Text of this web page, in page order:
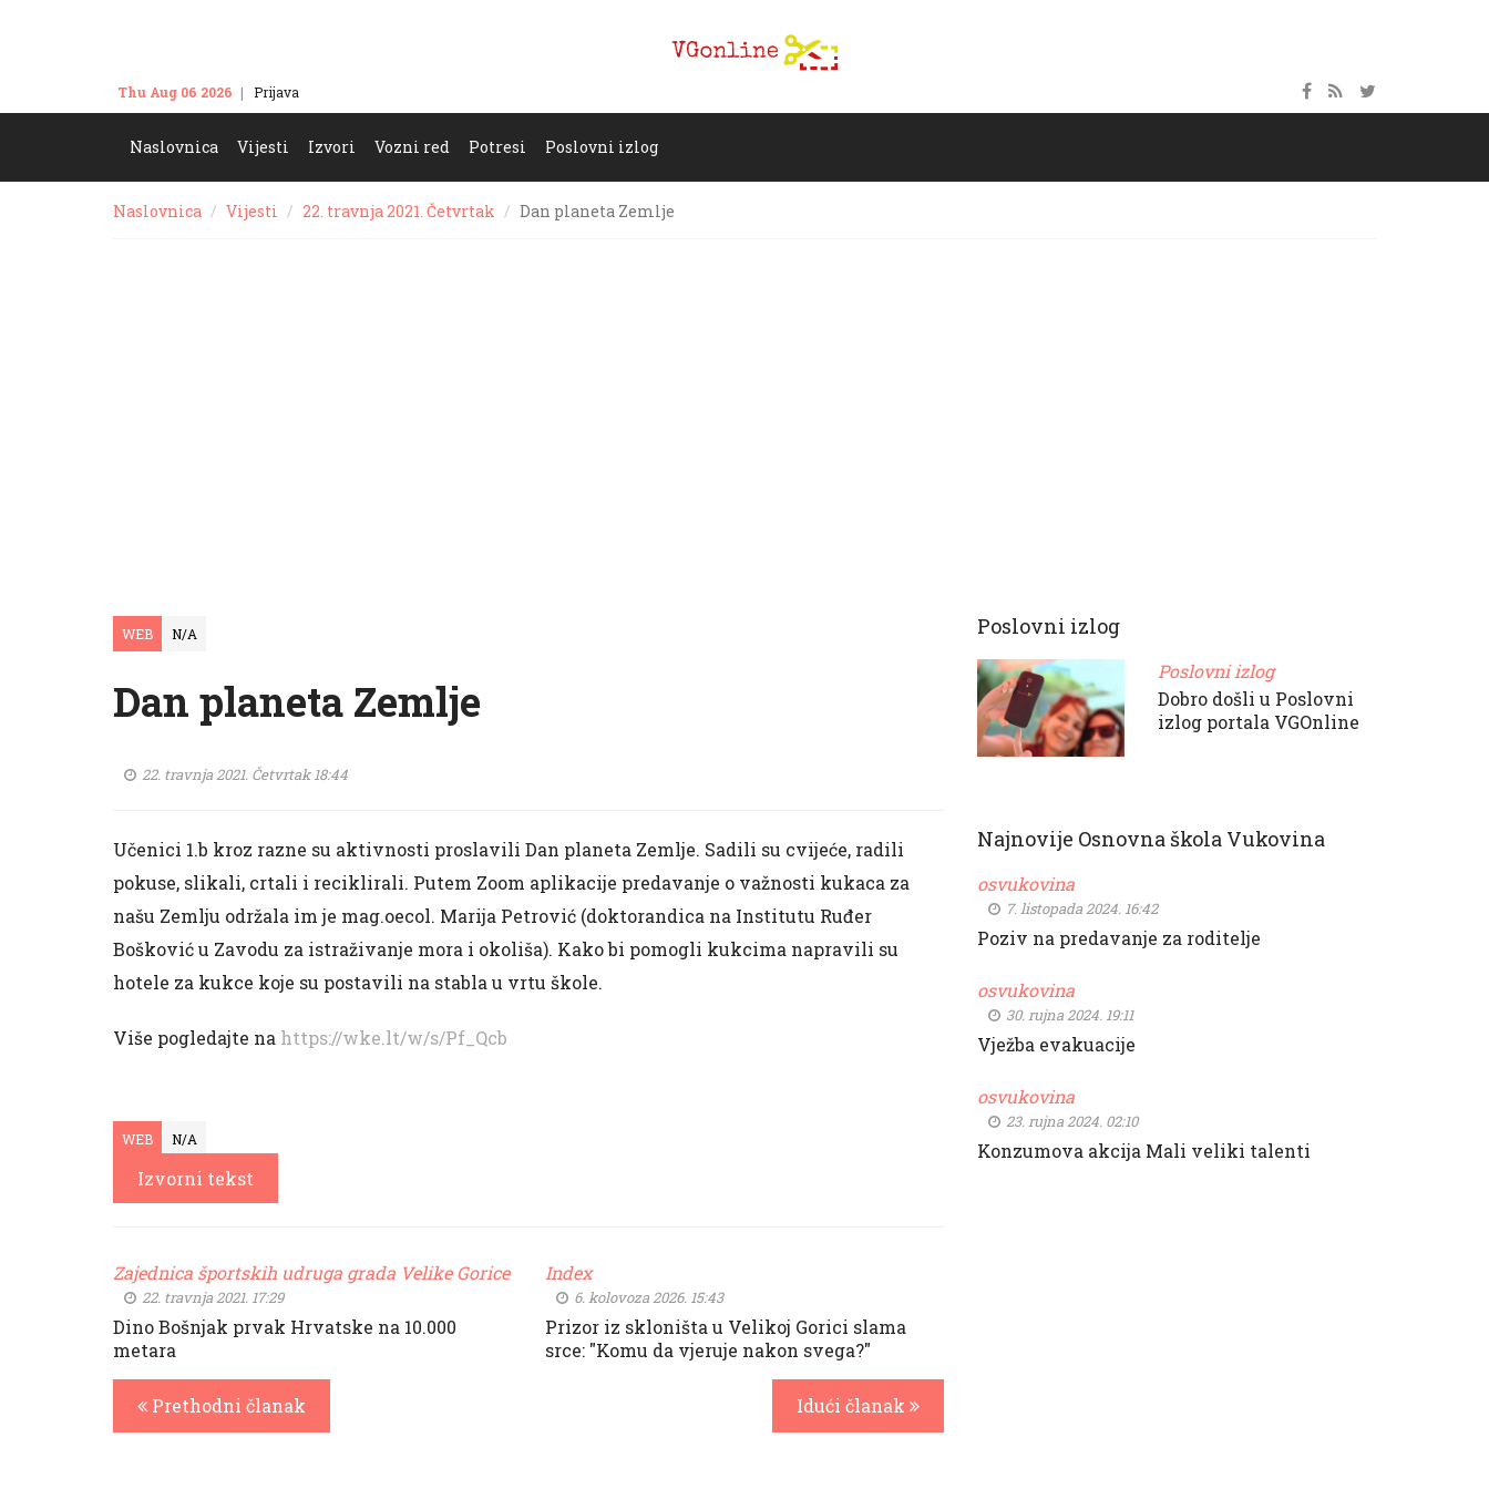
Thu Aug 06 2026 Prijava
Naslovnica Vijesti Izvori Vozni red Potresi Poslovni izlog
Naslovnica Vijesti 22. travnja 2021. Četvrtak Dan planeta Zemlje
WEB N/A
Dan planeta Zemlje
22. travnja 2021. Četvrtak 18:44
Učenici 1.b kroz razne su aktivnosti proslavili Dan planeta Zemlje. Sadili su cvijeće, radili
pokuse, slikali, crtali i reciklirali. Putem Zoom aplikacije predavanje o važnosti kukaca za
našu Zemlju održala im je mag.oecol. Marija Petrović (doktorandica na Institutu Ruđer
Bošković u Zavodu za istraživanje mora i okoliša). Kako bi pomogli kukcima napravili su
hotele za kukce koje su postavili na stabla u vrtu škole.
Više pogledajte na https://wke.lt/w/s/Pf_Qcb
WEB N/A
Izvorni tekst
Zajednica športskih udruga grada Velike Gorice
22. travnja 2021. 17:29
Dino Bošnjak prvak Hrvatske na 10.000
metara
Prethodni članak
Index
6. kolovoza 2026. 15:43
Prizor iz skloništa u Velikoj Gorici slama
srce: "Komu da vjeruje nakon svega?"
Idući članak
Poslovni izlog
Poslovni izlog
Dobro došli u Poslovni
izlog portala VGOnline
Najnovije Osnovna škola Vukovina
osvukovina
7. listopada 2024. 16:42
Poziv na predavanje za roditelje
osvukovina
30. rujna 2024. 19:11
Vježba evakuacije
osvukovina
23. rujna 2024. 02:10
Konzumova akcija Mali veliki talenti